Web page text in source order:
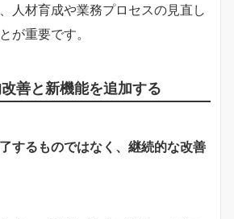
人材育成や業務プロセスの見直し
が重要です。
善と新機能を追加する
するものではなく、継続的な改善